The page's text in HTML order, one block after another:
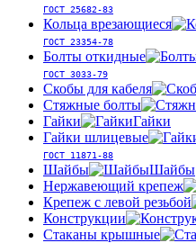
ГОСТ 25682-83
Кольца врезающиеся
ГОСТ 23354-78
Болты откидные
ГОСТ 3033-79
Скобы для кабеля
Стяжные болты
Гайки
Гайки
Гайки шлицевые
ГОСТ 11871-88
Шайбы
Шайбы
Нержавеющий крепеж
Крепеж с левой резьбой
Конструкции
Стаканы крышные